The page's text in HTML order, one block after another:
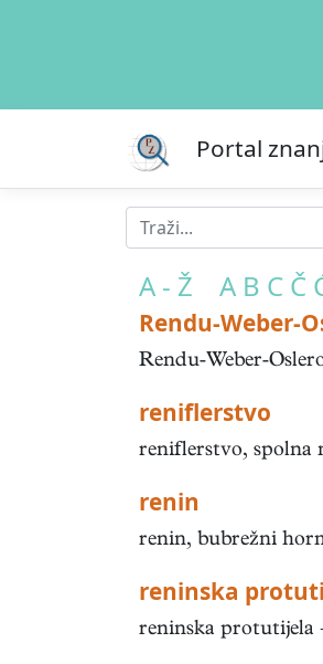
Portal
A - Ž A B C Č
Rendu-Weber-
Rendu-Weber-
reniflerstvo
reniflerstvo, spolna
renin
renin, bubrežni
reninska
reninska protutijela